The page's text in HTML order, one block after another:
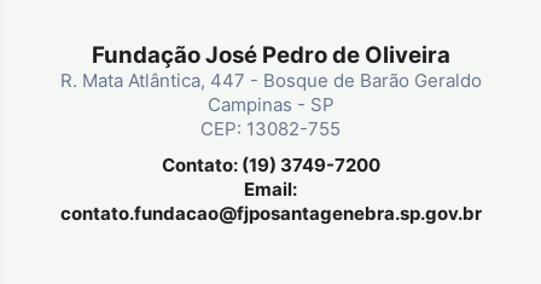
Fundação José Pedro de Oliveira
R. Mata Atlântica, 447 - Bosque de Barão Geraldo
Campinas - SP
CEP: 13082-755
Contato: (19) 3749-7200
Email:
contato.fundacao@fjposantagenebra.sp.gov.br